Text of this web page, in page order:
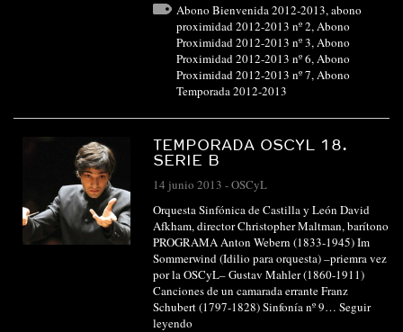
Abono Bienvenida 2012-2013, abono
proximidad 2012-2013 nº 2, Abono
Proximidad 2012-2013 nº 3, Abono
Proximidad 2012-2013 nº 6, Abono
Proximidad 2012-2013 nº 7, Abono
Temporada 2012-2013
TEMPORADA OSCYL 18.
SERIE B
14 junio 2013 -OSCyL
Orquesta Sinfónica de Castilla y León David
Afkham, director Christopher Maltman, barítono
PROGRAMA Anton Webern (1833-1945) Im
Sommerwind (Idilio para orquesta) –priemra vez
por la OSCyL– Gustav Mahler (1860-1911)
Canciones de un camarada errante Franz
Schubert (1797-1828) Sinfonía nº 9… Seguir
leyendo